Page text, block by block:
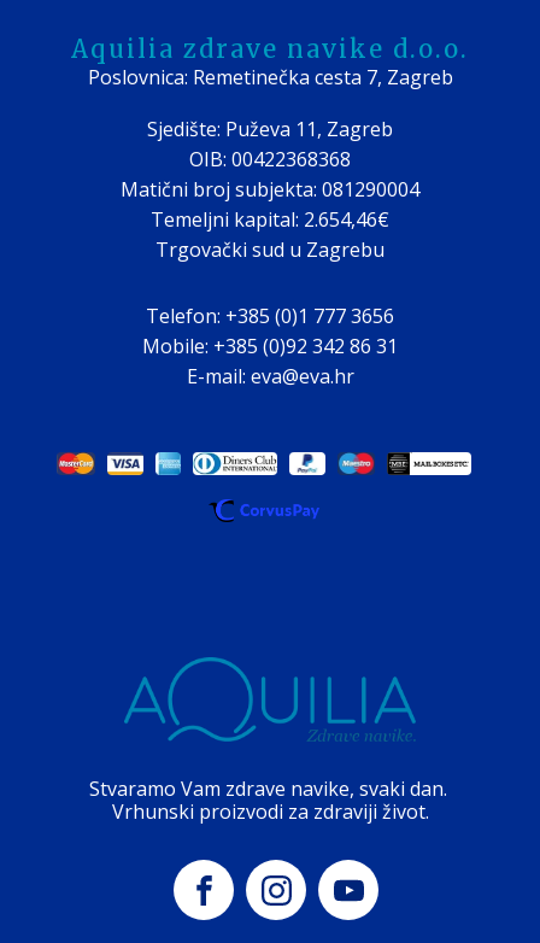
Aquilia zdrave navike d.o.o.
Poslovnica: Remetinečka cesta 7, Zagreb
Sjedište: Puževa 11, Zagreb
OIB: 00422368368
Matični broj subjekta: 081290004
Temeljni kapital: 2.654,46€
Trgovački sud u Zagrebu
Telefon: +385 (0)1 777 3656
Mobile: +385 (0)92 342 86 31
E-mail: eva@eva.hr
Stvaramo Vam zdrave navike, svaki dan.
Vrhunski proizvodi za zdraviji život.